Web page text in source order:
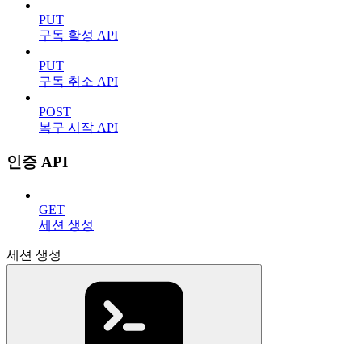
PUT
구독 활성 API
PUT
구독 취소 API
POST
복구 시작 API
인증 API
GET
세션 생성
세션 생성